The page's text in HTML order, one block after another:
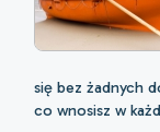
się bez żadnych
co wnosisz w